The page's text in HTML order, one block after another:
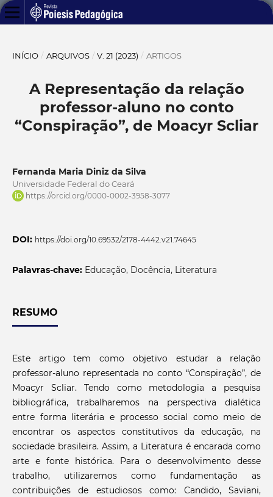
INÍCIO / ARQUIVOS / V. 21 (2023) / ARTIGOS
A Representação da relação
professor-aluno no conto
“Conspiração”, de Moacyr Scliar
Fernanda Maria Diniz da Silva
Universidade Federal do Ceará
https://orcid.org/0000-0002-3958-3077
DOI: https://doi.org/10.69532/2178-4442.v21.74645
Palavras-chave: Educação, Docência, Literatura
RESUMO
Este artigo tem como objetivo estudar a relação
professor-aluno representada no conto “Conspiração”, de
Moacyr Scliar. Tendo como metodologia a pesquisa
bibliográfica, trabalharemos na perspectiva dialética
entre forma literária e processo social como meio de
encontrar os aspectos constitutivos da educação, na
sociedade brasileira. Assim, a Literatura é encarada como
arte e fonte histórica. Para o desenvolvimento desse
trabalho, utilizaremos como fundamentação as
contribuições de estudiosos como: Candido, Saviani,